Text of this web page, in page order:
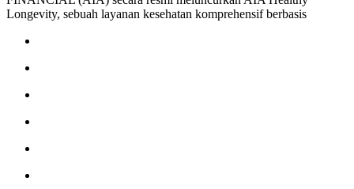
Longevity, sebuah layanan kesehatan komprehensif berbasis